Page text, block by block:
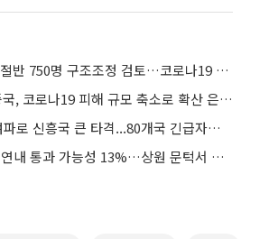
이스타항공, 직원 절반 750명 구조조정 검토…코로나19 여파
미국 정보당국 “중국, 코로나19 피해 규모 축소로 확산 은폐”
IMF “코로나19 여파로 신흥국 큰 타격...80개국 긴급자금 요청”
美 클래리티 법안 연내 통과 가능성 13%…상원 문턱서 제동